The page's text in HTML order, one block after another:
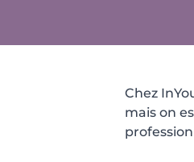
Chez
mais on